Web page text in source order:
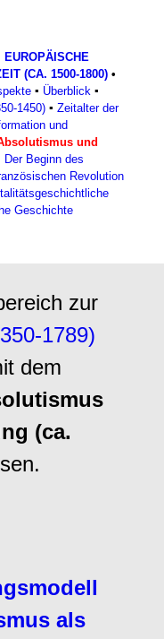
EUROPÄISCHE
(CA. 1500-1800) •
▪ Überblick ▪
1450) ▪ Zeitalter der
und
und
Der Beginn des
Revolution
Geschichte
zur
1789)
dem
(ca.
als